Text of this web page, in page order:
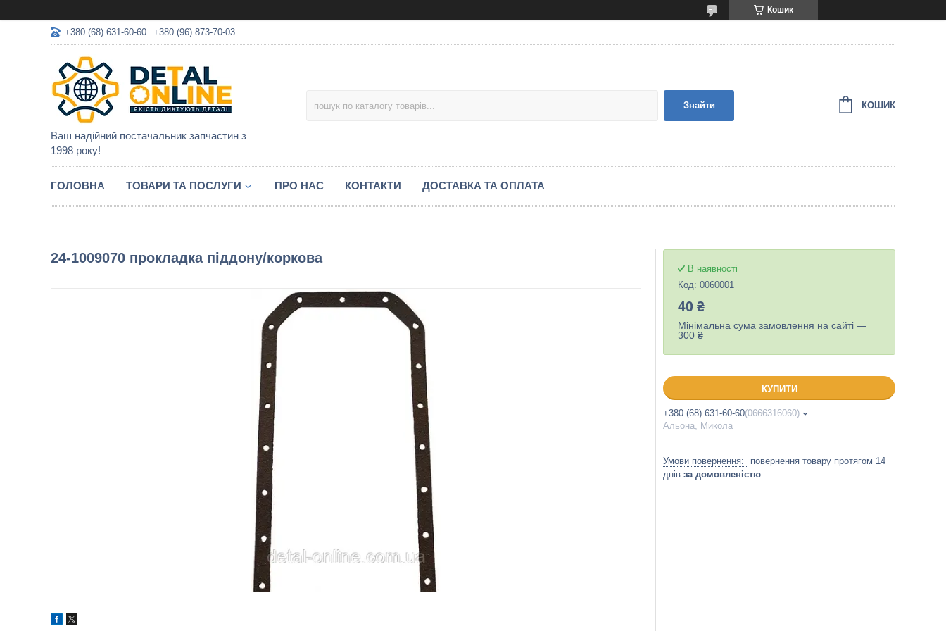
Кошик
+380 (68) 631-60-60 +380 (96) 873-70-03
Ваш надійний постачальник запчастин з
1998 року!
Знайти КОШИК
ГОЛОВНА ТОВАРИ ТА ПОСЛУГИ ПРО НАС КОНТАКТИ ДОСТАВКА ТА ОПЛАТА
24-1009070 прокладка піддону/коркова
В наявності
Код: 0060001
40 ₴
Мінімальна сума замовлення на сайті —
300 ₴
КУПИТИ
+380 (68) 631-60-60 0666316060
Альона, Микола
повернення товару протягом 14
днів за домовленістю